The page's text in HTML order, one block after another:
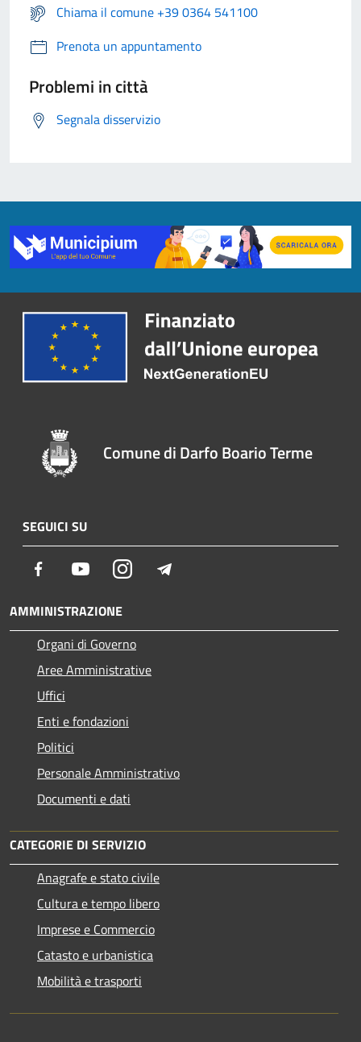
Chiama il comune +39 0364 541100
Prenota un appuntamento
Problemi in città
Segnala disservizio
Comune di Darfo Boario Terme
SEGUICI SU
Facebook YoutubeInstagram
AMMINISTRAZIONE
Organi di Governo
Aree Amministrative
Uffici
Enti e fondazioni
Politici
Personale Amministrativo
Documenti e dati
CATEGORIE DI SERVIZIO
Anagrafe e stato civile
Cultura e tempo libero
Imprese e Commercio
Catasto e urbanistica
Mobilità e trasporti